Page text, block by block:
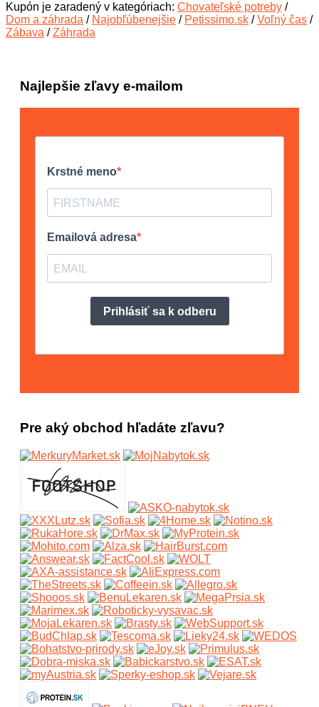
Kupón je zaradený v kategóriach: Chovateľské potreby /
Dom a záhrada / Najobľúbenejšie / Petissimo.sk /Voľný čas /
Zábava /Záhrada
Najlepšie zľavy e-mailom
Pre aký obchod hľadáte zľavu?